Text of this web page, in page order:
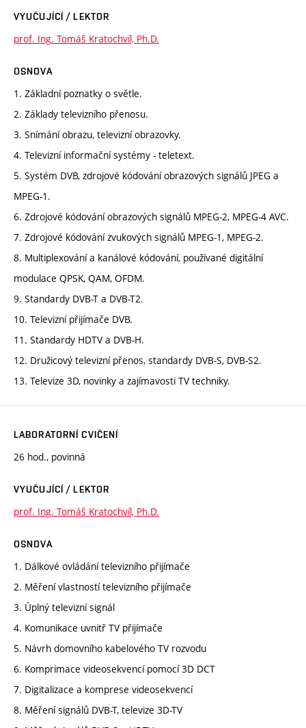
VYUČUJÍCÍ / LEKTOR
prof. Ing. Tomáš Kratochvíl, Ph.D.
OSNOVA
1. Základní poznatky o světle.
2. Základy televizního přenosu.
3. Snímání obrazu, televizní obrazovky.
4. Televizní informační systémy - teletext.
5. Systém DVB, zdrojové kódování obrazových signálů JPEG a
MPEG-1.
6. Zdrojové kódování obrazových signálů MPEG-2, MPEG-4 AVC.
7. Zdrojové kódování zvukových signálů MPEG-1, MPEG-2.
8. Multiplexování a kanálové kódování, používané digitální
modulace QPSK, QAM, OFDM.
9. Standardy DVB-T a DVB-T2.
10. Televizní přijímače DVB.
11. Standardy HDTV a DVB-H.
12. Družicový televizní přenos, standardy DVB-S, DVB-S2.
13. Televize 3D, novinky a zajímavosti TV techniky.
LABORATORNÍ CVIČENÍ
26 hod., povinná
VYUČUJÍCÍ / LEKTOR
prof. Ing. Tomáš Kratochvíl, Ph.D.
OSNOVA
1. Dálkové ovládání televizního přijímače
2. Měření vlastností televizního přijímače
3. Úplný televizní signál
4. Komunikace uvnitř TV přijímače
5. Návrh domovního kabelového TV rozvodu
6. Komprimace videosekvencí pomocí 3D DCT
7. Digitalizace a komprese videosekvencí
8. Měření signálů DVB-T, televize 3D-TV